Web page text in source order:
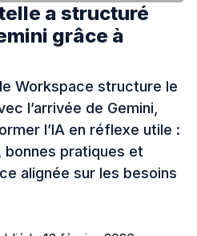
a structuré
grâce à
Workspace structure le
l’arrivée de Gemini,
l’IA en réflexe utile :
pratiques et
alignée sur les besoins